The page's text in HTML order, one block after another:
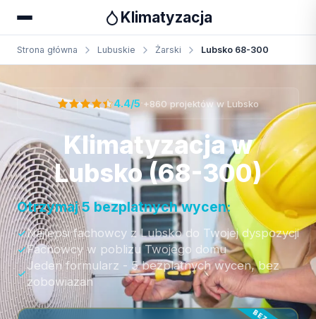
Klimatyzacja
Strona główna Lubuskie Żarski Lubsko 68-300
Otrzymaj bezpłatną wycenę
4.4/5 +860 projektów w Lubsko
Klimatyzacja w
Lubsko (68-300)
Otrzymaj 5 bezplatnych wycen:
Najlepsi fachowcy z Lubsko do Twojej dyspozycji
Fachowcy w poblizu Twojego domu
Jeden formularz - 5 bezplatnych wycen, bez
zobowiazan